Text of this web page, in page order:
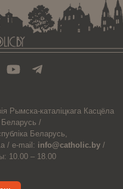
Рымска-каталіцкага Касцёла
Беларусь /
Беларусь,
/ e-mail: info@catholic.by /
10.00 – 18.00